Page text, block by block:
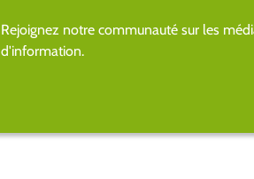
Rejoignez notre communauté sur les
d'information.